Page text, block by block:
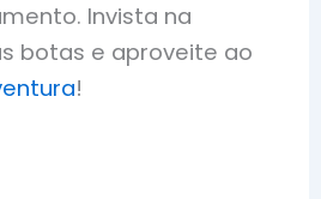
Invista na
botas e aproveite ao
!